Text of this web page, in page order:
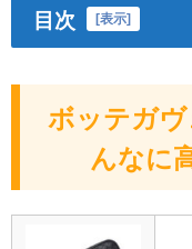
目次 [表示]
ボッテガヴ
んなに